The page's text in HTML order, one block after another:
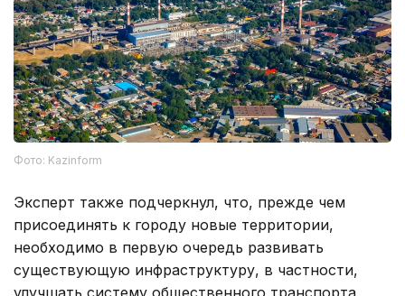
Фото: Kazinform
Эксперт также подчеркнул, что, прежде чем
присоединять к городу новые территории,
необходимо в первую очередь развивать
существующую инфраструктуру, в частности,